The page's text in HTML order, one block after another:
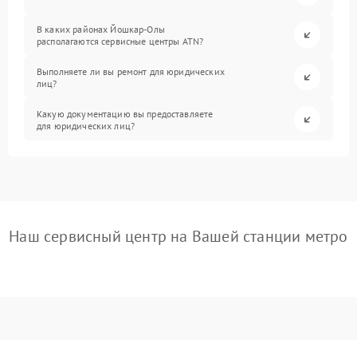
В каких районах Йошкар-Олы
располагаются сервисные центры ATN?
Выполняете ли вы ремонт для юридических
лиц?
Какую документацию вы предоставляете
для юридических лиц?
Наш сервисный центр на Вашей станции метро